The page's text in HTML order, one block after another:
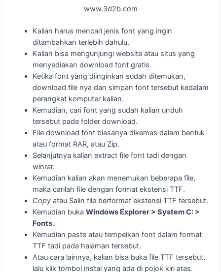
www.3d2b.com
Kalian harus mencari jenis font yang ingin
ditambahkan terlebih dahulu.
Kalian bisa mengunjungi website atau situs yang
menyediakan download font gratis.
Ketika font yang diinginkan sudah ditemukan,
download file nya dan simpan font tersebut kedalam
perangkat komputer kalian.
Kemudian, cari font yang sudah kalian unduh
tersebut pada folder download.
File download font biasanya dikemas dalam bentuk
atau format RAR, atau Zip.
Selanjutnya kalian extract file font tadi dengan
winrar.
Kemudian kalian akan menemukan beberapa file,
maka carilah file dengan format ekstensi TTF.
Copy atau Salin file berformat ekstensi TTF tersebut.
Kemudian bukaWindows Explorer > System C: >
Fonts.
Kemudian paste atau tempelkan font dalam format
TTF tadi pada halaman tersebut.
Atau cara lainnya, kalian bisa buka file TTF tersebut,
lalu klik tombol instal yang ada di pojok kiri atas.